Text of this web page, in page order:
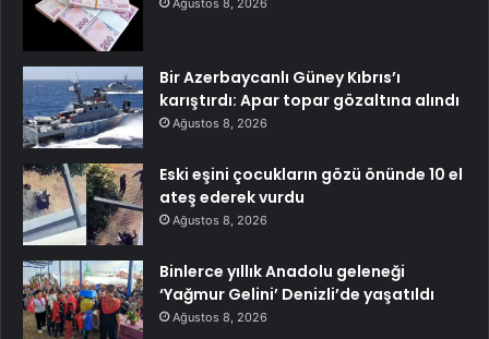
Ağustos 8, 2026
Bir Azerbaycanlı Güney Kıbrıs’ı
karıştırdı: Apar topar gözaltına alındı
Ağustos 8, 2026
Eski eşini çocukların gözü önünde 10 el
ateş ederek vurdu
Ağustos 8, 2026
Binlerce yıllık Anadolu geleneği
‘Yağmur Gelini’ Denizli’de yaşatıldı
Ağustos 8, 2026